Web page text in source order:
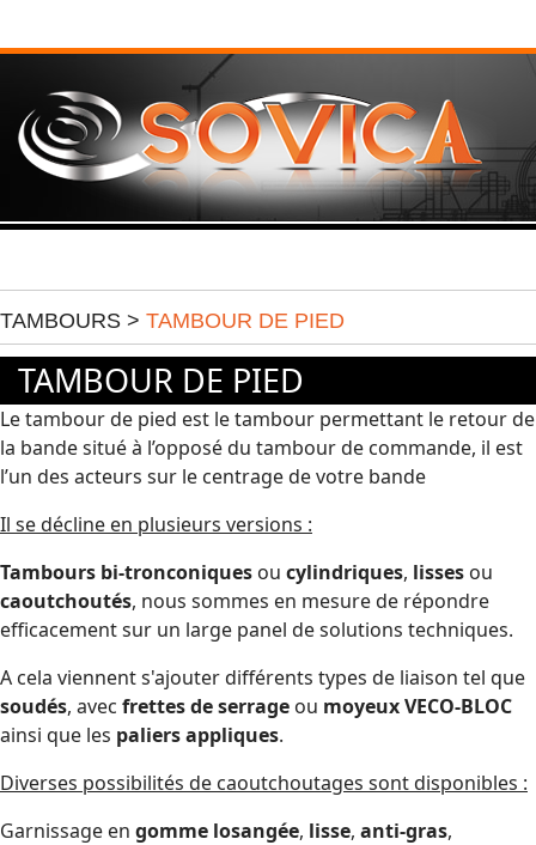
TAMBOURS > TAMBOUR DE PIED
TAMBOUR DE PIED
Le tambour de pied est le tambour permettant le retour de
la bande situé à l’opposé du tambour de commande, il est
l’un des acteurs sur le centrage de votre bande
Il se décline en plusieurs versions :
Tambours bi-tronconiques ou cylindriques, lisses ou
caoutchoutés, nous sommes en mesure de répondre
efficacement sur un large panel de solutions techniques.
A cela viennent s'ajouter différents types de liaison tel que
soudés, avec frettes de serrage ou moyeux VECO-BLOC
ainsi que les paliers appliques.
Diverses possibilités de caoutchoutages sont disponibles :
Garnissage en gomme losangée, lisse, anti-gras,